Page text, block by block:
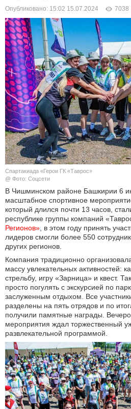
В МИРЕ
КУЛЬТУРА
НАУКА
СПОРТ
ШОУ-
АВТО И
ЭГОИЗМ
БЛОГ
Опубликовано: 15:02 15.07.2024 7038
Спартакиада «Герои ГК «Таврос»
@ Фото: Соцсети
В Чишминском районе Башкирии 6
масштабное спортивное
который длился почти 13 часов,
республике группы компаний
Регионов», в этом году принять
лидеров смогли более 550
других регионов.
Компания традиционно
массу увлекательных активностей:
стрельбу, игру «Зарница» и квест.
просто погулять с экскурсией по
заслуженным отдыхом. Все
разделены на пять отрядов и по
получили памятные награды.
мероприятия ждал торжественный
развлекательной программой.